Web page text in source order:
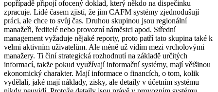
popřípadě připojí ofocený doklad, který někdo na dispečinku
zpracuje. Lidé časem zjistí, že jim CAFM systémy zjednodušují
práci, ale chce to svůj čas. Druhou skupinou jsou regionální
manažeři, ředitelé nebo provozní náměstci apod. Střední
management vyžaduje nějaké reporty, proto patří tato skupina také k
velmi aktivním uživatelům. Ale méně už vidím mezi vrcholovými
manažery. Ti činí strategická rozhodnutí na základě určitých
informací, takže pokud využívají informační systémy, mají většinou
ekonomický charakter. Mají informace o financích, o tom, kolik
vydělali, jaké mají náklady, zisky, ale detaily v účetním systému